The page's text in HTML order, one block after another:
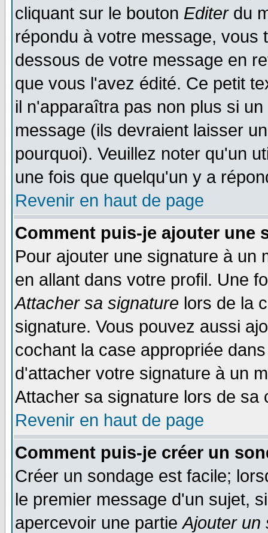
cliquant sur le bouton Editerdu
répondu à votre message, vous
dessous de votre message en
que vous l'avez édité. Ce petit
il n'apparaîtra pas non plus si
message (ils devraient laisser
pourquoi). Veuillez noter qu'un
une fois que quelqu'un y a
Revenir en haut de page
Comment puis-je ajouter une
Pour ajouter une signature à un
en allant dans votre profil. Une
Attacher sa signature lors de la
signature. Vous pouvez aussi
cochant la case appropriée
d'attacher votre signature à un
Attacher sa signature lors de sa
Revenir en haut de page
Comment puis-je créer un
Créer un sondage est facile;
le premier message d'un sujet,
apercevoir une partieAjouter un